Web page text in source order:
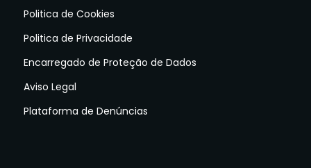
Politica de Cookies
Politica de Privacidade
Encarregado de Proteção de Dados
Aviso Legal
Plataforma de Denúncias